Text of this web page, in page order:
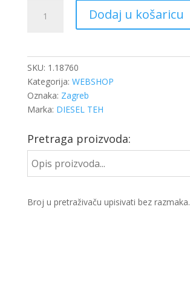
PLOČA
Dodaj u košaricu
SKU: 1.18760
Kategorija: WEBSHOP
Oznaka: Zagreb
Marka: DIESEL TEH
Pretraga proizvoda:
Broj u pretraživaču upisivati bez razmaka.